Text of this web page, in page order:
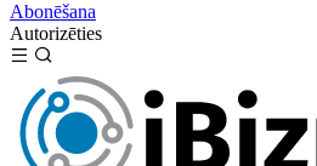
Abonēšana
Autorizēties